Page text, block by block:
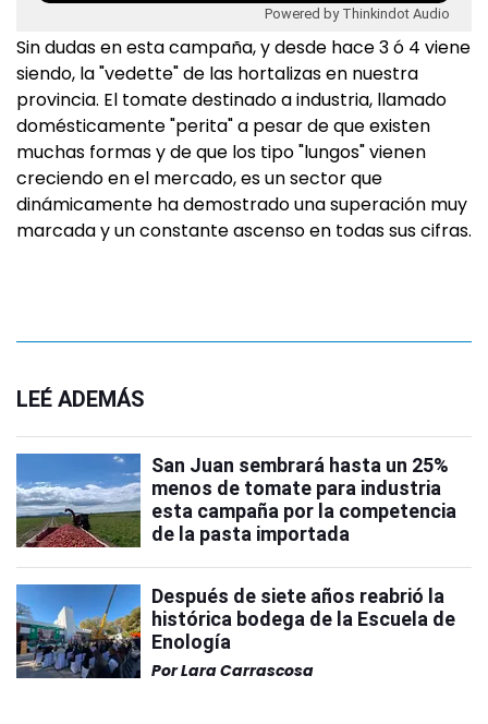
Powered by Thinkindot Audio
Sin dudas en esta campaña, y desde hace 3 ó 4 viene
siendo, la "vedette" de las hortalizas en nuestra
provincia. El tomate destinado a industria, llamado
domésticamente "perita" a pesar de que existen
muchas formas y de que los tipo "lungos" vienen
creciendo en el mercado, es un sector que
dinámicamente ha demostrado una superación muy
marcada y un constante ascenso en todas sus cifras.
LEÉ ADEMÁS
San Juan sembrará hasta un 25%
menos de tomate para industria
esta campaña por la competencia
de la pasta importada
Después de siete años reabrió la
histórica bodega de la Escuela de
Enología
PorLara Carrascosa